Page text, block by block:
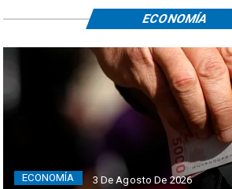
ECONOMÍA 3 De Agosto De 2026
ECONOMÍA